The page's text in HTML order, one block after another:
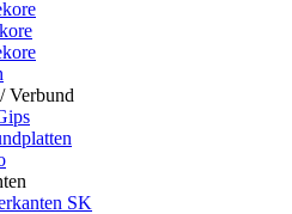
Verbund
SK